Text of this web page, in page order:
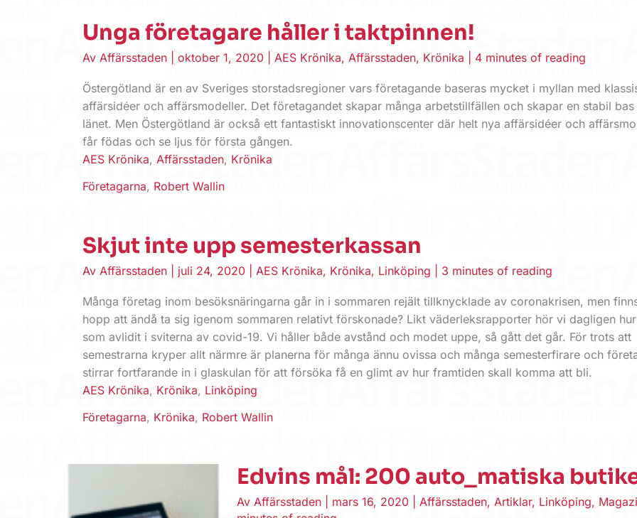
Unga företagare håller i taktpinnen!
Av Affärsstaden oktober 1, 2020 AES Krönika, Affärsstaden, Krönika 4 minutes of reading
Östergötland är en av Sveriges storstadsregioner vars företagande baseras mycket i myllan med
affärsidéer och affärsmodeller. Det företagandet skapar många arbetstillfällen och skapar en stabil
länet. Men Östergötland är också ett fantastiskt innovationscenter där helt nya affärsidéer och
får födas och se ljus för första gången.
AES Krönika, Affärsstaden, Krönika
Företagarna, Robert Wallin
Skjut inte upp semesterkassan
Av Affärsstaden juli 24, 2020 AES Krönika, Krönika, Linköping 3 minutes of reading
Många företag inom besöksnäringarna går in i sommaren rejält tillknycklade av coronakrisen, men
hopp att ändå ta sig igenom sommaren relativt förskonade? Likt väderleksrapporter hör vi dagligen
som avlidit i sviterna av covid-19. Vi håller både avstånd och modet uppe, så gått det går. För trots att
semestrarna kryper allt närmre är planerna för många ännu ovissa och många semesterfirare och
stirrar fortfarande in i glaskulan för att försöka få en glimt av hur framtiden skall komma att bli.
AES Krönika, Krönika, Linköping
Företagarna, Krönika, Robert Wallin
Edvins mål: 200 auto_matiska
Av Affärsstaden mars 16, 2020 Affärsstaden, Artiklar, Linköping,